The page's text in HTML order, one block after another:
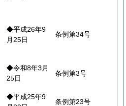
◆平成26年9
月25日
条例第34号
◆令和8年3月
25日
条例第3号
◆平成25年9
条例第23号